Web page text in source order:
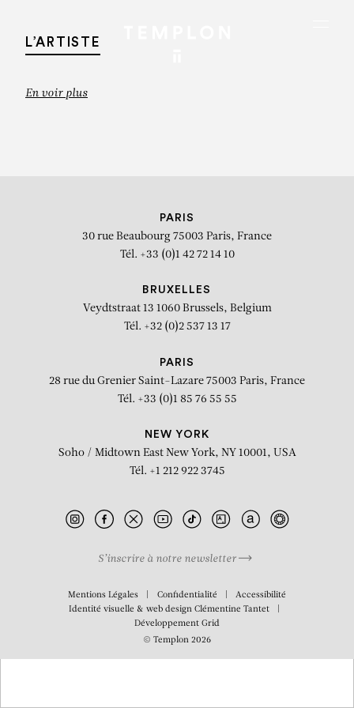
MIQUEL BARCELO
Eplucher 2
BIOGRAPHIE
L’ARTISTE
En voir plus
PARIS
30 rue Beaubourg 75003 Paris, France
Tél. +33 (0)1 42 72 14 10
BRUXELLES
Veydtstraat 13 1060 Brussels, Belgium
Tél. +32 (0)2 537 13 17
PARIS
28 rue du Grenier Saint-Lazare 75003 Paris, France
Tél. +33 (0)1 85 76 55 55
NEW YORK
Soho / Midtown East New York, NY 10001, USA
Tél. +1 212 922 3745
S’inscrire à notre newsletter
Mentions Légales Confidentialité
Accessibilité
Identité visuelle & web design Clémentine Tantet
Développement Grid
© Templon 2026